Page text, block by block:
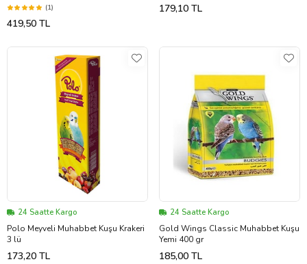
(1)
419,50 TL
179,10 TL
24 Saatte Kargo
Polo Meyveli Muhabbet Kuşu Krakeri
3 lü
173,20 TL
24 Saatte Kargo
Gold Wings Classic Muhabbet Kuşu
Yemi 400 gr
185,00 TL